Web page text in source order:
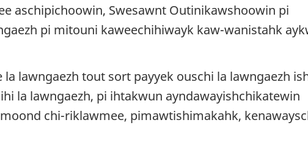
aschipichoowin, Swesawnt Outinikawshoowin pi
pi mitouni kaweechihiwayk kaw-wanistahk
lawngaezh tout sort payyek ouschi la lawngaezh
la lawngaezh, pi ihtakwun ayndawayishchikatewin
chi-riklawmee, pimawtishimakahk,